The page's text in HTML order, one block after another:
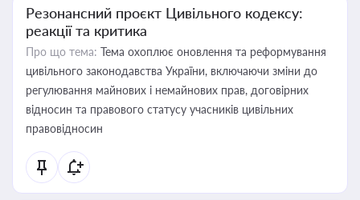
Резонансний проєкт Цивільного кодексу:
реакції та критика
Про що тема: Тема охоплює оновлення та реформування
цивільного законодавства України, включаючи зміни до
регулювання майнових і немайнових прав, договірних
відносин та правового статусу учасників цивільних
правовідносин